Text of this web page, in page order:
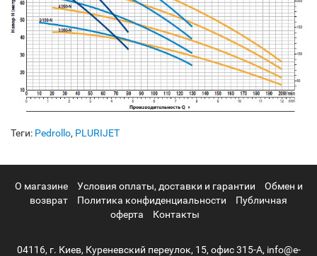
Теги: Pedrollo, PLURIJET
О магазине Условия оплаты, доставки и гарантии
Обмен и
возврат
Политика конфиденциальности
Публичная
оферта
Контакты
04116, г. Киев, Куреневский переулок, 15, офис 315-А, info@e-